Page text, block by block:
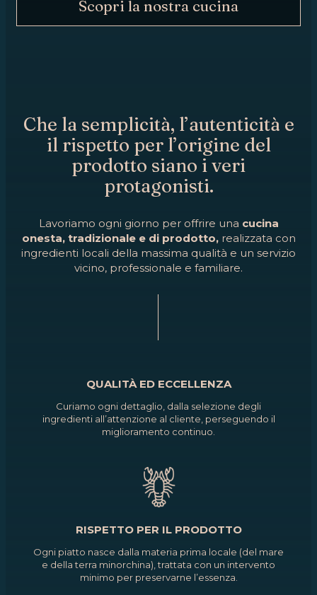
Scopri la nostra cucina
Che la semplicità, l’autenticità e
il rispetto per l’origine del
prodotto siano i veri
protagonisti.
Lavoriamo ogni giorno per offrire una cucina
onesta, tradizionale e di prodotto,realizzata con
ingredienti locali della massima qualità e un servizio
vicino, professionale e familiare.
QUALITÀ ED ECCELLENZA
Curiamo ogni dettaglio, dalla selezione degli
ingredienti all’attenzione al cliente, perseguendo il
miglioramento continuo.
RISPETTO PER IL PRODOTTO
Ogni piatto nasce dalla materia prima locale (del mare
e della terra minorchina), trattata con un intervento
minimo per preservarne l’essenza.